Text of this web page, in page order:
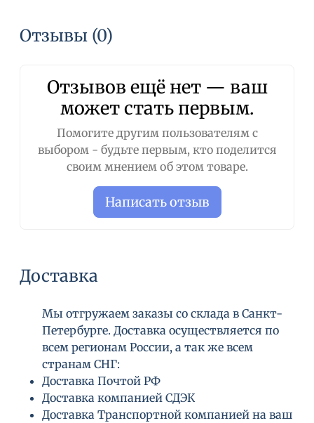
Отзывы (0)
Отзывов ещё нет — ваш
может стать первым.
Помогите другим пользователям с
выбором - будьте первым, кто поделится
своим мнением об этом товаре.
Написать отзыв
Доставка
Мы отгружаем заказы со склада в Санкт-
Петербурге. Доставка осуществляется по
всем регионам России, а так же всем
странам СНГ:
Доставка Почтой РФ
Доставка компанией СДЭК
Доставка Транспортной компанией на ваш